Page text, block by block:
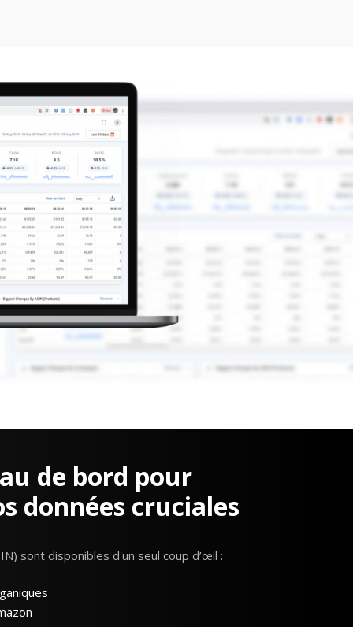
de bord pour
données cruciales
sont disponibles d'un seul coup d’œil :
38 Avenue de Saxe, 69006 LYON
T:+ 33 04 78 52 38 15